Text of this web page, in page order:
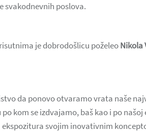
svakodnevnih poslova.
je dobrodošlicu poželeoNikola
da ponovo otvaramo vrata naše
kom se izdvajamo, baš kao i po
ekspozitura svojim inovativnim